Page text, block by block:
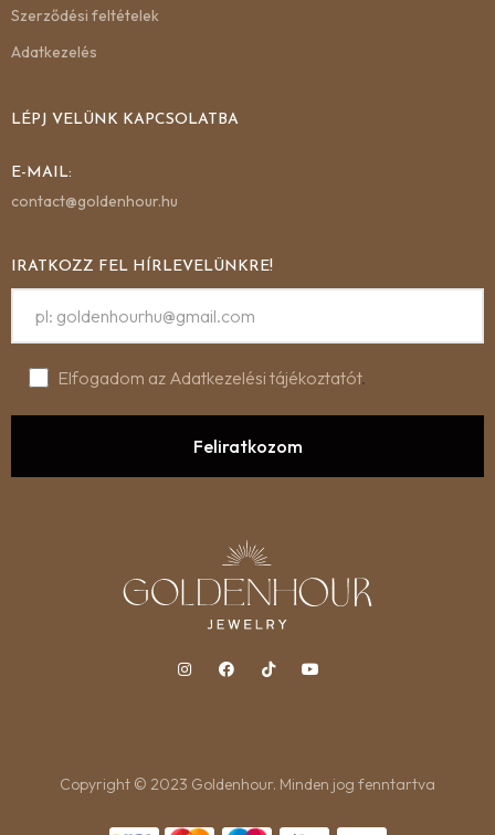
Szerződési feltételek
Adatkezelés
LÉPJ VELÜNK KAPCSOLATBA
E-MAIL:
contact@goldenhour.hu
IRATKOZZ FEL HÍRLEVELÜNKRE!
Elfogadom az Adatkezelési tájékoztatót.
Copyright © 2023 Goldenhour. Minden jog fenntartva